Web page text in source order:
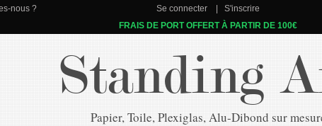
nous ? Se connecter S'inscrire
FRAIS DE PORT OFFERT À PARTIR DE 100€
Standing
Papier, Toile, Plexiglas, Alu-Dibond sur